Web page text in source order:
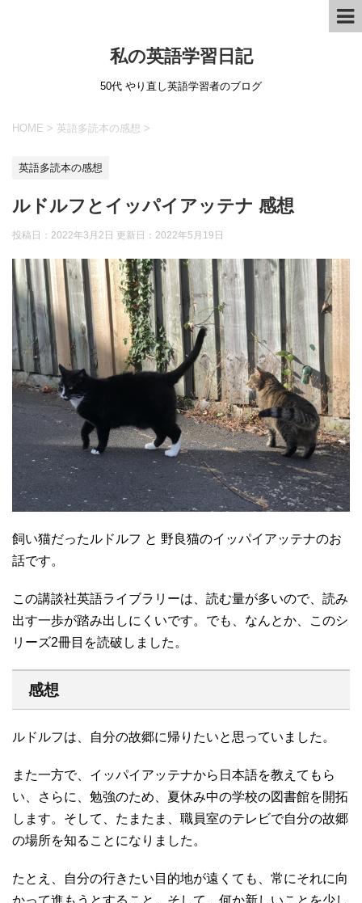
私の英語学習日記
50代 やり直し英語学習者のブログ
HOME > 英語多読本の感想 >
英語多読本の感想
ルドルフとイッパイアッテナ 感想
投稿日：2022年3月2日 更新日： 2022年5月19日
飼い猫だったルドルフ と 野良猫のイッパイアッテナのお
話です。
この講談社英語ライブラリーは、読む量が多いので、読み
出す一歩が踏み出しにくいです。でも、なんとか、このシ
リーズ2冊目を読破しました。
感想
ルドルフは、自分の故郷に帰りたいと思っていました。
また一方で、イッパイアッテナから日本語を教えてもら
い、さらに、勉強のため、夏休み中の学校の図書館を開拓
します。そして、たまたま、職員室のテレビで自分の故郷
の場所を知ることになりました。
たとえ、自分の行きたい目的地が遠くても、常にそれに向